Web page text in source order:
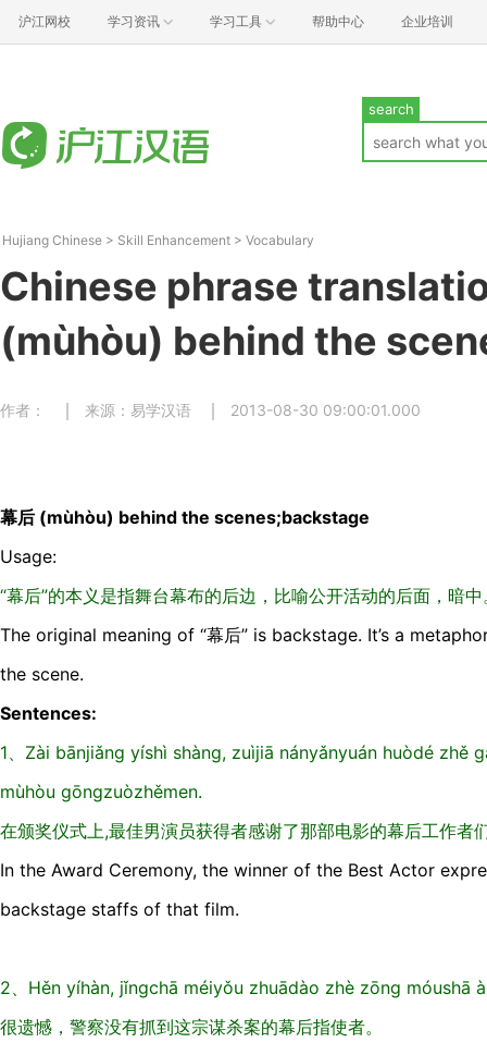
沪江网校 学习资讯 学习工具 帮助中心 企业培训
search
Hujiang Chinese > Skill Enhancement > Vocabulary
Chinese phrase
(mùhòu) behind the
作者： 来源：易学汉语 2013-08-30 09:00:01.000
幕后 (mùhòu) behind the scenes;backstage
Usage:
“幕后”的本义是指舞台幕布的后边，比喻公开活动的后面，暗中
The original meaning of “幕后” is backstage. It’s a
the scene.
Sentences:
1、Zài bānjiǎng yíshì shàng, zuìjiā nányǎnyuán huòdé zhě
mùhòu gōngzuòzhěmen.
在颁奖仪式上,最佳男演员获得者感谢了那部电影的幕后工作者
In the Award Ceremony, the winner of the Best Actor
backstage staffs of that film.
2、Hěn yíhàn, jǐngchā méiyǒu zhuādào zhè zōng móushā
很遗憾，警察没有抓到这宗谋杀案的幕后指使者。